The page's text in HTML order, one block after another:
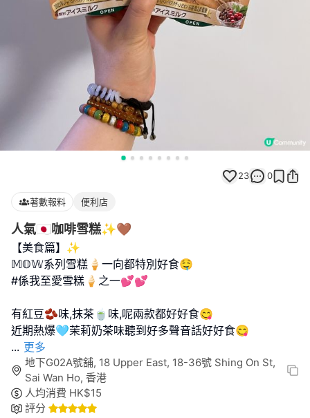
23 0
著數報料 便利店
人氣🇯🇵咖啡雪糕✨🤎
【美食篇】✨
𝕄𝕆𝕎系列雪糕🍦一向都特別好食🤤
#係我至愛雪糕🍦之一💕💕
有紅豆🫘味,抹茶🍵味,呢兩款都好好食😋
... 更多
地下G02A號舖, 18 Upper East, 18-36號 Shing On St,
Sai Wan Ho, 香港
人均消費 HK$15
評分